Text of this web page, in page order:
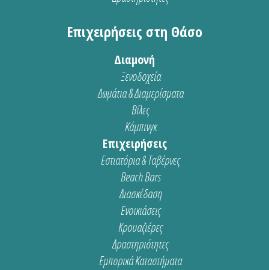
Επιχειρήσεις στη Θάσο
Διαμονή
Ξενοδοχεία
Δωμάτια & Διαμερίσματα
Βίλες
Κάμπινγκ
Επιχειρήσεις
Εστιατόρια & Ταβέρνες
Beach Bars
Διασκέδαση
Ενοικιάσεις
Κρουαζιέρες
Δραστηριότητες
Εμπορικά Καταστήματα